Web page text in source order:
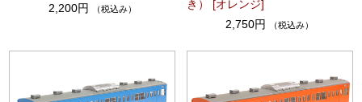
2,200円
（税込み）
き） [オレンジ]
2,750円
（税込み）